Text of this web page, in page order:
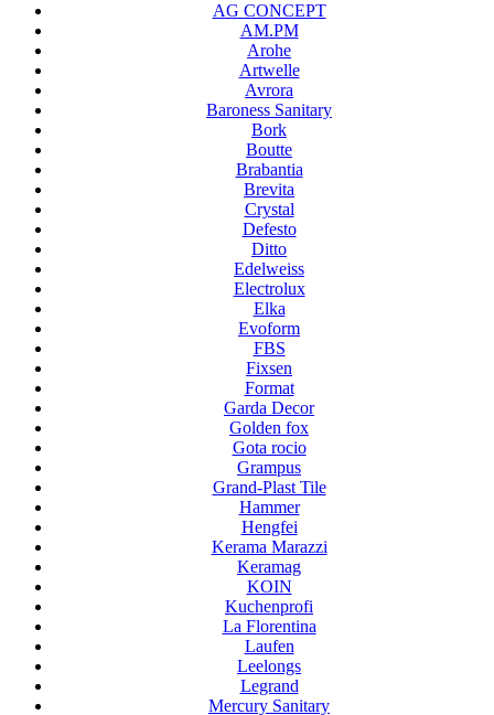
AG CONCEPT
AM.PM
Arohe
Artwelle
Avrora
Baroness Sanitary
Bork
Boutte
Brabantia
Brevita
Crystal
Defesto
Ditto
Edelweiss
Electrolux
Elka
Evoform
FBS
Fixsen
Format
Garda Decor
Golden fox
Gota rocio
Grampus
Grand-Plast Tile
Hammer
Hengfei
Kerama Marazzi
Keramag
KOIN
Kuchenprofi
La Florentina
Laufen
Leelongs
Legrand
Mercury Sanitary